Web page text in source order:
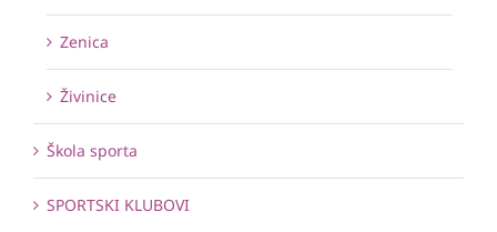
Zenica
Živinice
Škola sporta
SPORTSKI KLUBOVI